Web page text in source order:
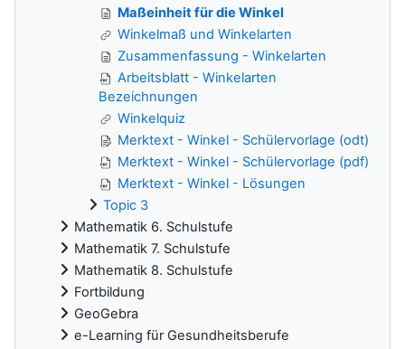
Maßeinheit für die Winkel
Winkelmaß und Winkelarten
Zusammenfassung - Winkelarten
Arbeitsblatt - Winkelarten
Bezeichnungen
Winkelquiz
Merktext - Winkel - Schülervorlage (odt)
Merktext - Winkel - Schülervorlage (pdf)
Merktext - Winkel - Lösungen
Topic 3
Mathematik 6. Schulstufe
Mathematik 7. Schulstufe
Mathematik 8. Schulstufe
Fortbildung
GeoGebra
e-Learning für Gesundheitsberufe